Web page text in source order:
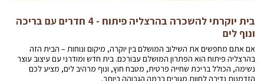
בית יוקרתי להשכרה בהרצליה פיתוח - 4 חדרים עם בריכה
ונוף לים
אם אתם מחפשים את השילוב המושלם בין יוקרה, מיקום ונוחות – הבית הזה
בהרצליה פיתוח הוא הפתרון המושלם עבורכם. בית חדש ומודרני עם עיצוב עוצר
נשימה, הכולל בריכת שחייה פרטית, מטבח חוץ, ונוף מרהיב לים, מציע לכם
הזדמנות נדירה לחוות מגורים ברמה הגבוהה ביותר.